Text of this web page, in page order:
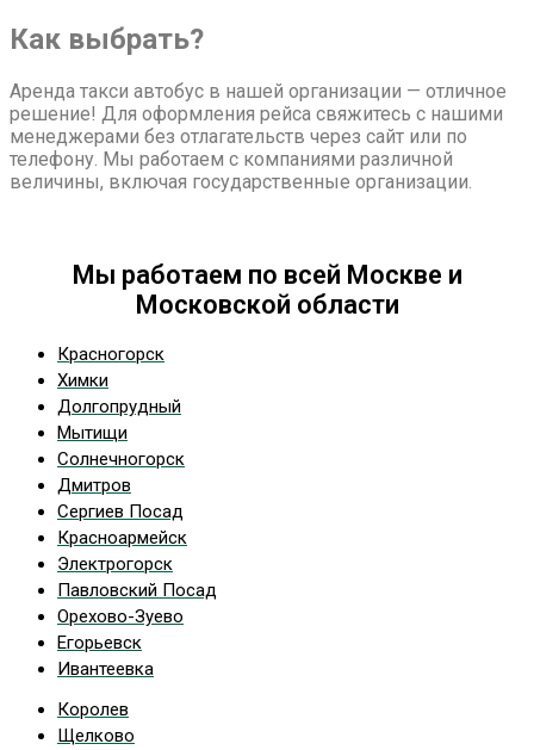
Как выбрать?
Аренда такси автобус в нашей организации — отличное
решение! Для оформления рейса свяжитесь с нашими
менеджерами без отлагательств через сайт или по
телефону. Мы работаем с компаниями различной
величины, включая государственные организации.
Мы работаем по всей Москве и
Московской области
Красногорск
Химки
Долгопрудный
Мытищи
Солнечногорск
Дмитров
Сергиев Посад
Красноармейск
Электрогорск
Павловский Посад
Орехово-Зуево
Егорьевск
Ивантеевка
Королев
Щелково